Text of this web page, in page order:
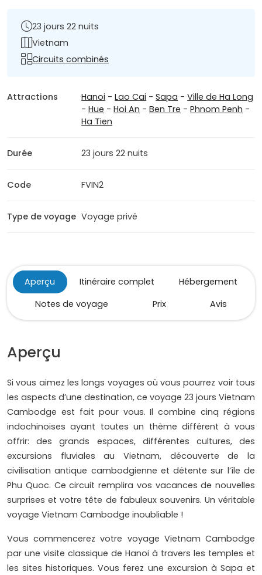
23 jours 22 nuits
Vietnam
Circuits combinés
Attractions Hanoi -Lao Cai -Sapa -Ville de Ha Long
-Hue -Hoi An -Ben Tre -Phnom Penh -
Ha Tien
Durée 23 jours 22 nuits
Code FVIN2
Type de voyage Voyage privé
Aperçu Itinéraire complet
Hébergement
Notes de voyage
Prix Avis
Aperçu
Si vous aimez les longs voyages où vous pourrez voir tous
les aspects d’une destination, ce voyage 23 jours Vietnam
Cambodge est fait pour vous. Il combine cinq régions
indochinoises ayant toutes un thème différent à vous
offrir: des grands espaces, différentes cultures, des
excursions fluviales au Vietnam, découverte de la
civilisation antique cambodgienne et détente sur l’île de
Phu Quoc. Ce circuit remplira vos vacances de nouvelles
surprises et votre tête de fabuleux souvenirs. Un véritable
voyage Vietnam Cambodge inoubliable !
Vous commencerez votre voyage Vietnam Cambodge
par une visite classique de Hanoi à travers les temples et
les sites historiques. Vous ferez une excursion à Sapa et